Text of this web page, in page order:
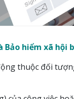
Bảo hiểm xã
thuộc đối